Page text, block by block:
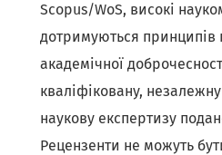
Scopus/WoS, високі
дотримуються принципів
академічної
кваліфіковану,
наукову експертизу
Рецензенти не можуть